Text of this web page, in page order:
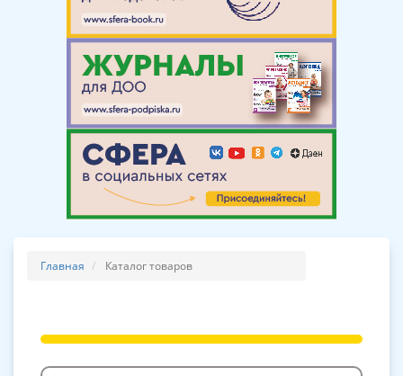
Главная Каталог товаров